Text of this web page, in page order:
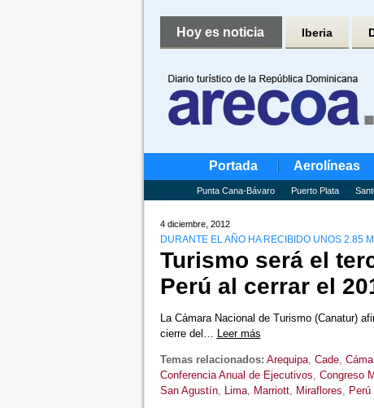
Hoy es noticia Iberia
Portada Aerolíneas
Punta Cana-Bávaro Puerto Plata
4 diciembre, 2012
DURANTE EL AÑO HA RECIBIDO UNOS 2.85
Turismo será el
Perú al cerrar el
La Cámara Nacional de Turismo (Canatur)
cierre del… Leer más
Temas relacionados: Arequipa, Cade,
Conferencia Anual de Ejecutivos, Congreso
San Agustín, Lima, Marriott, Miraflores, Perú